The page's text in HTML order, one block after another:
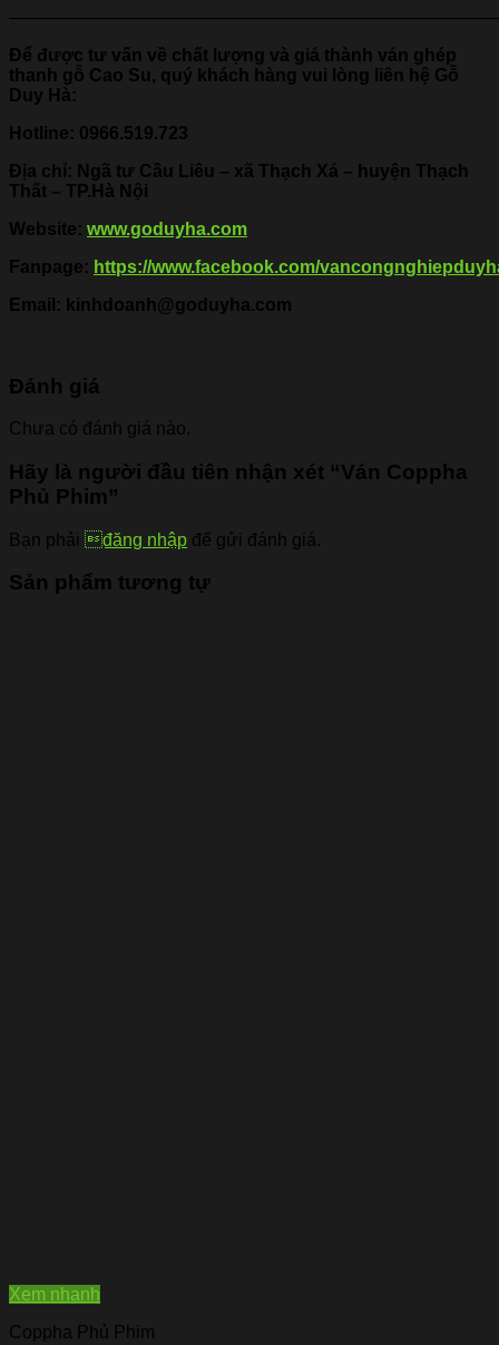
Để được tư vấn về chất lượng và giá thành ván ghép
thanh gỗ Cao Su, quý khách hàng vui lòng liên hệ Gỗ
Duy Hà:
Hotline: 0966.519.723
Địa chỉ: Ngã tư Cầu Liêu – xã Thạch Xá – huyện Thạch
Thất – TP.Hà Nội
Website: www.goduyha.com
Fanpage: https://www.facebook.com/
Email: kinhdoanh@goduyha.com
Đánh giá
Chưa có đánh giá nào.
Hãy là người đầu tiên nhận xét “Ván Coppha
Phủ Phim”
Bạn phải đăng nhập để gửi đánh giá.
Sản phẩm tương tự
Xem nhanh
Coppha Phủ Phim